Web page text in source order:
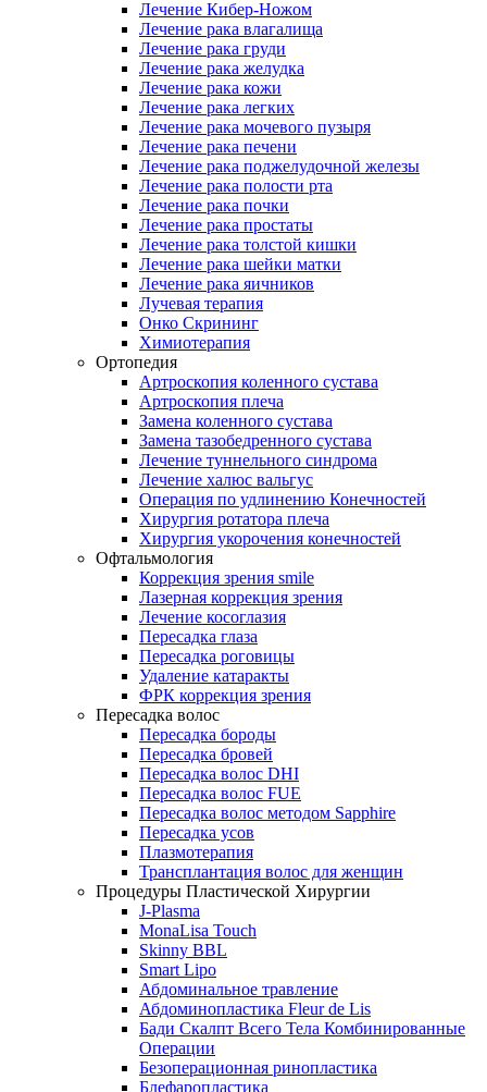
Лечение Кибер-Ножом
Лечение рака влагалища
Лечение рака груди
Лечение рака желудка
Лечение рака кожи
Лечение рака легких
Лечение рака мочевого пузыря
Лечение рака печени
Лечение рака поджелудочной железы
Лечение рака полости рта
Лечение рака почки
Лечение рака простаты
Лечение рака толстой кишки
Лечение рака шейки матки
Лечение рака яичников
Лучевая терапия
Онко Скрининг
Химиотерапия
Ортопедия
Артроскопия коленного сустава
Артроскопия плеча
Замена коленного сустава
Замена тазобедренного сустава
Лечение туннельного синдрома
Лечение халюс вальгус
Операция по удлинению Конечностей
Хирургия ротатора плеча
Хирургия укорочения конечностей
Офтальмология
Коррекция зрения smile
Лазерная коррекция зрения
Лечение косоглазия
Пересадка глаза
Пересадка роговицы
Удаление катаракты
ФРК коррекция зрения
Пересадка волос
Пересадка бороды
Пересадка бровей
Пересадка волос DHI
Пересадка волос FUE
Пересадка волос методом Sapphire
Пересадка усов
Плазмотерапия
Трансплантация волос для женщин
Процедуры Пластической Хирургии
J-Plasma
MonaLisa Touch
Skinny BBL
Smart Lipo
Абдоминальное травление
Абдоминопластика Fleur de Lis
Бади Скалпт Всего Тела Комбинированные
Операции
Безоперационная ринопластика
Блефаропластика